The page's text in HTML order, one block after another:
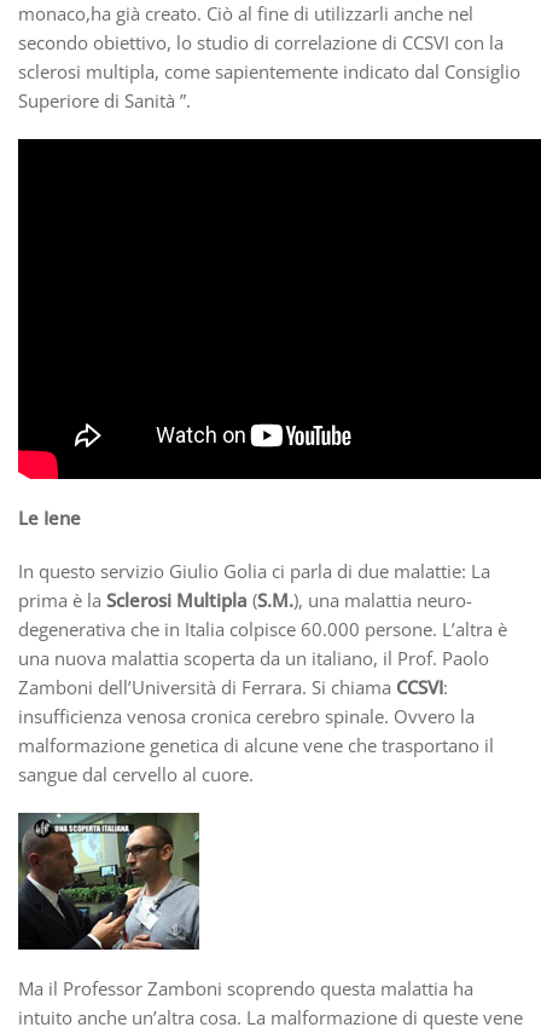
monaco,ha già creato. Ciò al fine di utilizzarli anche nel
secondo obiettivo, lo studio di correlazione di CCSVI con la
sclerosi multipla, come sapientemente indicato dal Consiglio
Superiore di Sanità ”.
Le Iene
In questo servizio Giulio Golia ci parla di due malattie: La
prima è la Sclerosi Multipla (S.M.), una malattia neuro-
degenerativa che in Italia colpisce 60.000 persone. L’altra è
una nuova malattia scoperta da un italiano, il Prof. Paolo
Zamboni dell’Università di Ferrara. Si chiama CCSVI:
insufficienza venosa cronica cerebro spinale. Ovvero la
malformazione genetica di alcune vene che trasportano il
sangue dal cervello al cuore.
Ma il Professor Zamboni scoprendo questa malattia ha
intuito anche un’altra cosa. La malformazione di queste vene